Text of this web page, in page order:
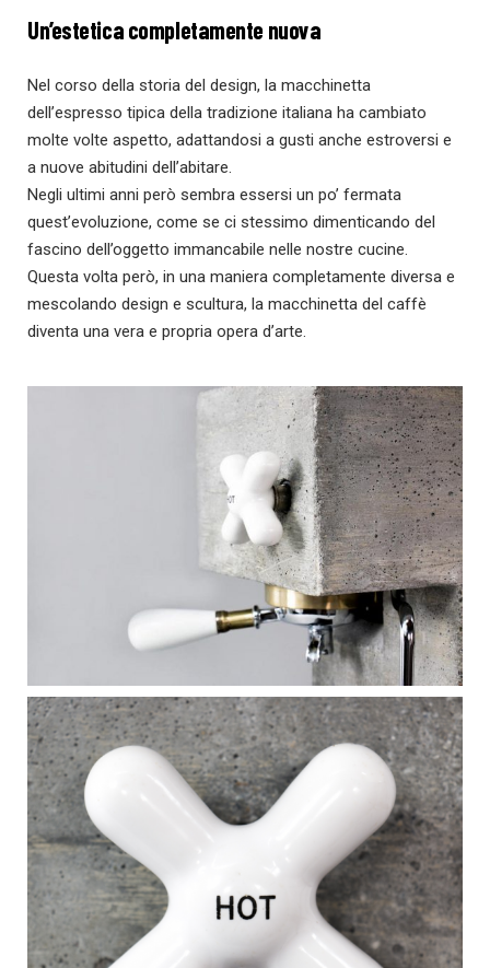
Un’estetica completamente nuova
Nel corso della storia del design, la macchinetta
dell’espresso tipica della tradizione italiana ha cambiato
molte volte aspetto, adattandosi a gusti anche estroversi e
a nuove abitudini dell’abitare.
Negli ultimi anni però sembra essersi un po’ fermata
quest’evoluzione, come se ci stessimo dimenticando del
fascino dell’oggetto immancabile nelle nostre cucine.
Questa volta però, in una maniera completamente diversa e
mescolando design e scultura, la macchinetta del caffè
diventa una vera e propria opera d’arte.